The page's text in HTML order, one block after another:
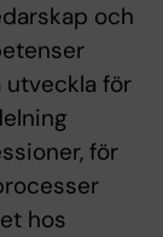
och
utveckla för
för
hos